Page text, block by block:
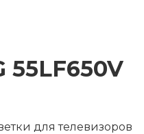
55LF650V
для телевизоров